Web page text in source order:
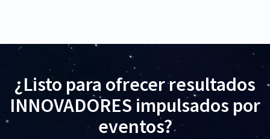
¿Listo para ofrecer resultados
INNOVADORES impulsados por
eventos?